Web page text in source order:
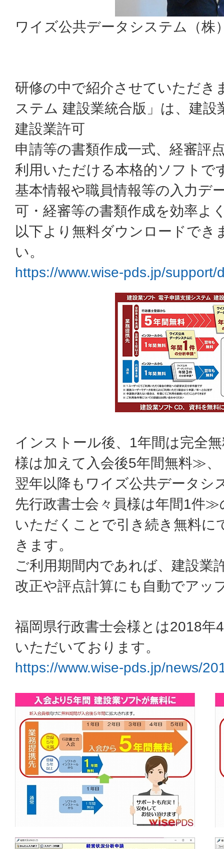
ワイズ公共データシステム（株
研修の中で紹介させていただき
ステム 建設業統合版」は、建
建設業許可
申請等の書類作成一式、経審評
利用いただける本格的ソフトで
基本情報や職員情報等の入力デ
可・経審等の書類作成を効率よ
以下より無料ダウンロードでき
い。
https://www.wise-pds.jp/
インストール後、1年間は完全
様は加えて入会後5年間無料≫、
翌年以降もワイズ公共データ
先行政書士会々員様は年間1件≫
いただくことで引き続き無料に
きます。
ご利用期間内であれば、建設業
改正や評点計算にも自動でアッ
福岡県行政書士会様とは2018年
いただいております。
https://www.wise-pds.jp/news/